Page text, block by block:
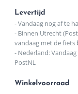
Levertijd
- Vandaag nog af te
- Binnen Utrecht
vandaag met de fiets
- Nederland:
PostNL
Winkelvoorraad